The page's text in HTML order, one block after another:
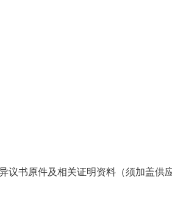
议书原件及相关证明资料（须加盖供